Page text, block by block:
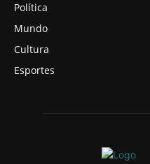
Política
Mundo
Cultura
Esportes